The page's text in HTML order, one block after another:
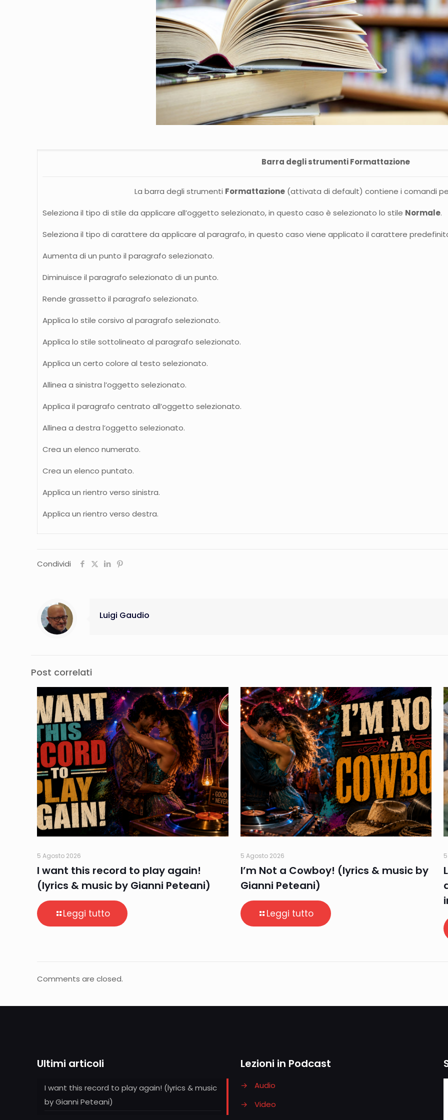
Barra degli strumenti Formattazione
La barra degli strumenti Formattazione(attivata di default) contiene i comandi
Seleziona il tipo di stile da applicare all’oggetto selezionato, in questo caso è selezionato lo stile Normale.
Seleziona il tipo di carattere da applicare al paragrafo, in questo caso viene applicato il carattere
Aumenta di un punto il paragrafo selezionato.
Diminuisce il paragrafo selezionato di un punto.
Rende grassetto il paragrafo selezionato.
Applica lo stile corsivo al paragrafo selezionato.
Applica lo stile sottolineato al paragrafo selezionato.
Applica un certo colore al testo selezionato.
Allinea a sinistra l’oggetto selezionato.
Applica il paragrafo centrato all’oggetto selezionato.
Allinea a destra l’oggetto selezionato.
Crea un elenco numerato.
Crea un elenco puntato.
Applica un rientro verso sinistra.
Applica un rientro verso destra.
Condividi
Luigi Gaudio
Post correlati
5 Agosto 2026
I want this record to play again!
(lyrics & music by Gianni Peteani)
Leggi tutto
5 Agosto 2026
I’m Not a Cowboy! (lyrics & music by
Gianni Peteani)
Leggi tutto
Comments are closed.
Ultimi articoli
I want this record to play again! (lyrics & music
by Gianni Peteani)
Lezioni in Podcast
→
Audio
→
Video